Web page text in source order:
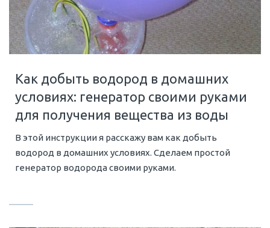
Как добыть водород в домашних
условиях: генератор своими руками
для получения вещества из воды
В этой инструкции я расскажу вам как добыть
водород в домашних условиях. Сделаем простой
генератор водорода своими руками.